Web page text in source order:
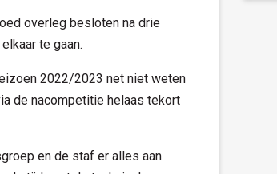
overleg besloten na drie
te gaan.
2022/2023 net niet weten
de nacompetitie helaas tekort
en de staf er alles aan